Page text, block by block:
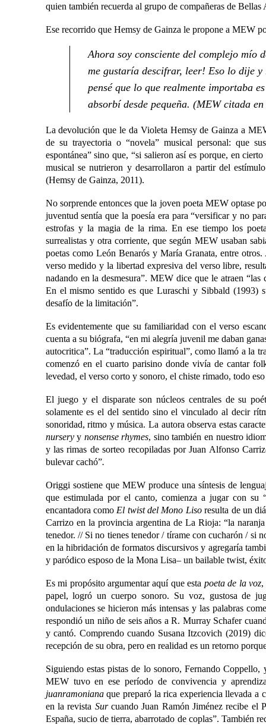
quien también recuerda al grupo de compañeras de
Ese recorrido que Hemsy de Gainza le propone a MEW
Ahora soy consciente del complejo mío
me gustaría descifrar, leer! Eso lo dije y
pensé que lo que realmente importaba
absorbí desde pequeña. (MEW citada
La devolución que le da Violeta Hemsy de Gainza a
de su trayectoria o “novela” musical personal: que
espontánea” sino que, “si salieron así es porque, en
musical se nutrieron y desarrollaron a partir del
(Hemsy de Gainza, 2011).
No sorprende entonces que la joven poeta MEW optase
juventud sentía que la poesía era para “versificar y no
estrofas y la magia de la rima. En ese tiempo los
surrealistas y otra corriente, que según MEW usaban
poetas como León Benarós y María Granata, entre
verso medido y la libertad expresiva del verso libre,
nadando en la desmesura”. MEW dice que le atraen
En el mismo sentido es que Luraschi y Sibbald (1993)
desafío de la limitación”.
Es evidentemente que su familiaridad con el verso
cuenta a su biógrafa, “en mi alegría juvenil me daban
autocritica”. La “traducción espiritual”, como llamó a la
comenzó en el cuarto parisino donde vivía de cantar
levedad, el verso corto y sonoro, el chiste rimado, todo
El juego y el disparate son núcleos centrales de su
solamente es el del sentido sino el vinculado al decir
sonoridad, ritmo y música. La autora observa estas
nurseryy nonsense rhymes, sino también en nuestro
y las rimas de sorteo recopiladas por Juan Alfonso
bulevar cachó”.
Origgi sostiene que MEW produce una síntesis de
que estimulada por el canto, comienza a jugar con
encantadora como El twist del Mono Lisoresulta de un
Carrizo en la provincia argentina de La Rioja: “la
tenedor. // Si no tienes tenedor / tírame con cucharón / si
en la hibridación de formatos discursivos y agregaría
y paródico esposo de la Mona Lisa‒ un bailable twist,
Es mi propósito argumentar aquí que esta poeta de la voz,
papel, logró un cuerpo sonoro. Su voz, gustosa de
ondulaciones se hicieron más intensas y las palabras
respondió un niño de seis años a R. Murray Schafer
y cantó. Comprendo cuando Susana Itzcovich (2019)
recepción de su obra, pero en realidad es un retorno
Siguiendo estas pistas de lo sonoro, Fernando
MEW tuvo en ese período de convivencia y
juanramonianaque preparó la rica experiencia llevada a
en la revista Sur cuando Juan Ramón Jiménez recibe
España, sucio de tierra, abarrotado de coplas”. También